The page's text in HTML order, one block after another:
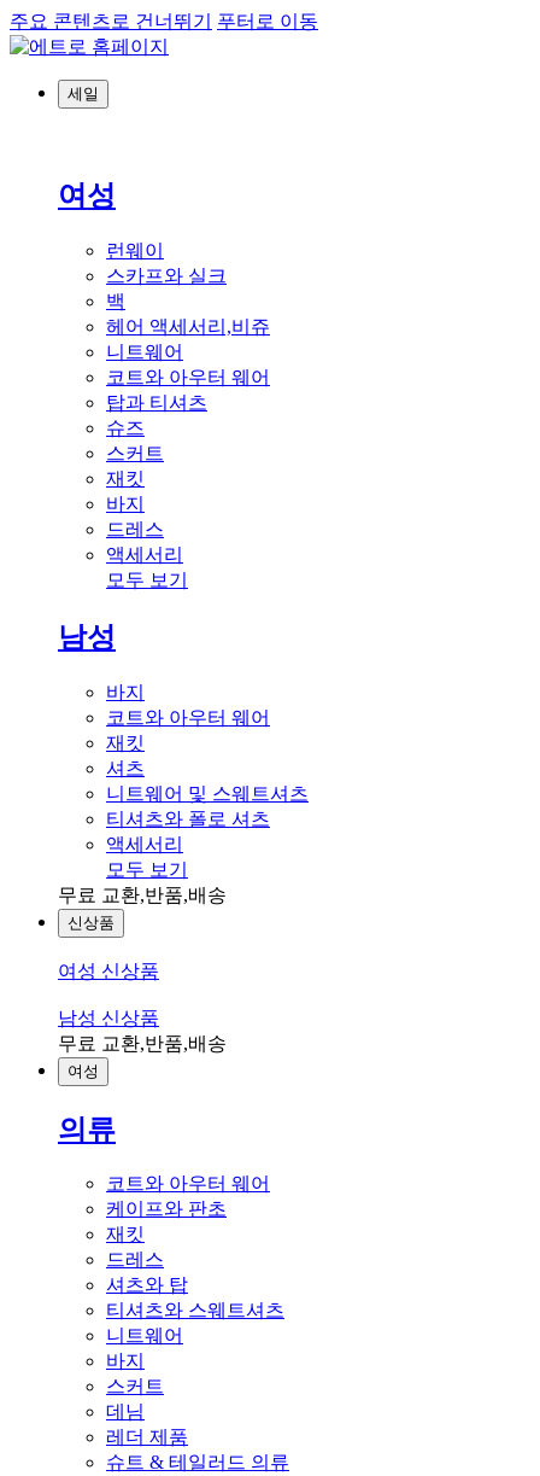
주요 콘텐츠로 건너뛰기 푸터로 이동
세일
여성
런웨이
스카프와 실크
백
헤어 액세서리,비쥬
니트웨어
코트와 아우터 웨어
탑과 티셔츠
슈즈
스커트
재킷
바지
드레스
액세서리
모두 보기
남성
바지
코트와 아우터 웨어
재킷
셔츠
니트웨어 및 스웨트셔츠
티셔츠와 폴로 셔츠
액세서리
모두 보기
무료 교환,반품,배송
신상품
여성 신상품
남성 신상품
무료 교환,반품,배송
여성
의류
코트와 아우터 웨어
케이프와 판초
재킷
드레스
셔츠와 탑
티셔츠와 스웨트셔츠
니트웨어
바지
스커트
데님
레더 제품
슈트 & 테일러드 의류